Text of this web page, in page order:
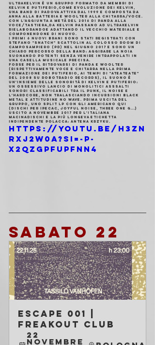
ULTRAKELVIN è un gruppo formato da membri di
Kelvin e Putiferio,come evoluzione dei Kelvin,
una band di Padova attiva dal 1999 e composta da
Anna alla batteria e Woolter alla chitarra/voce.
con l'aggiunta a metà del 2016 di Panda alla
voce/tastiera,da Kelvin passano ad Ultrakelvin
rielaborandoe adattando il vecchio materiale e
componendone di nuovo.
I primi 6 nuovi brani sono stati registrati con
Stefano "Snatch" Scattolin al Colosso Room di
Camposampiero (PD) nel giugno 2017 e sono un
chiaro percorso della band: aggirare la noia
suonando potenti senza venire intrappolati in
una casella musicale precisa.
Forse per il ritrovarsi di Panda e Woolter
(rispettivamente voce e chitarra nella prima
formazione dei Putiferio, ai tempi di "AteAteAte"
del 2008 su RobotRadio Records), il suono è
un'insieme delle sonorità di Kelvin e Putiferio:
un ossessivo lancio di monolitici asssalti
sonori classificabili tra il punk, il noise e
l'hardcore, non tralasciando incursioni black
metal e attitudine No Wave. prima uscita del
gruppo, uno split LP con gli americano Qui
(dischi per Ipecac, JoyFul Noise, Three one G...)
uscito a novembre 2017 per l'italiana
MacinaDischi e la più longeva etichetta
indipendente polacca: Antena Krzyku.
https://youtu.be/H3Zn
rXJ2W0A?si=-p-
X2qzGpFUpFNN4
SABATO 22
ESCAPE 001 |
Freakout Club
22
novembre